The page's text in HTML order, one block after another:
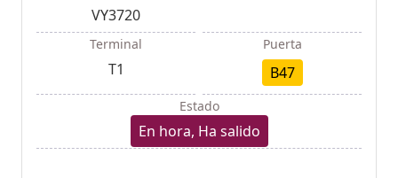
VY3720
Terminal
T1
Puerta
B47
Estado
En hora, Ha salido